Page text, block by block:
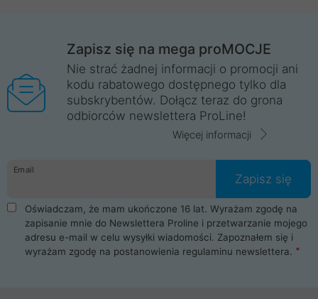
Zapisz się na mega proMOCJE
Nie strać żadnej informacji o promocji ani
kodu rabatowego dostępnego tylko dla
subskrybentów. Dołącz teraz do grona
odbiorców newslettera ProLine!
Więcej informacji
Email
Zapisz się
Oświadczam, że mam ukończone 16 lat. Wyrażam zgodę na
zapisanie mnie do Newslettera Proline i przetwarzanie mojego
adresu e-mail w celu wysyłki wiadomości. Zapoznałem się i
wyrażam zgodę na postanowienia regulaminu newslettera.